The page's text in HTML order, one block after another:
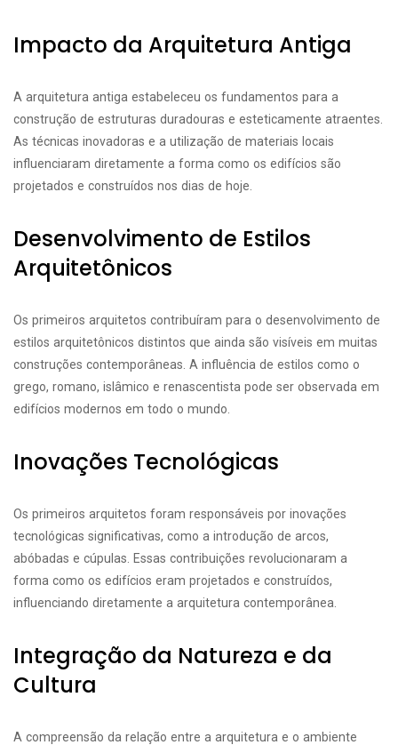
Impacto da Arquitetura Antiga
A arquitetura antiga estabeleceu os fundamentos para a
construção de estruturas duradouras e esteticamente atraentes.
As técnicas inovadoras e a utilização de materiais locais
influenciaram diretamente a forma como os edifícios são
projetados e construídos nos dias de hoje.
Desenvolvimento de Estilos
Arquitetônicos
Os primeiros arquitetos contribuíram para o desenvolvimento de
estilos arquitetônicos distintos que ainda são visíveis em muitas
construções contemporâneas. A influência de estilos como o
grego, romano, islâmico e renascentista pode ser observada em
edifícios modernos em todo o mundo.
Inovações Tecnológicas
Os primeiros arquitetos foram responsáveis por inovações
tecnológicas significativas, como a introdução de arcos,
abóbadas e cúpulas. Essas contribuições revolucionaram a
forma como os edifícios eram projetados e construídos,
influenciando diretamente a arquitetura contemporânea.
Integração da Natureza e da
Cultura
A compreensão da relação entre a arquitetura e o ambiente